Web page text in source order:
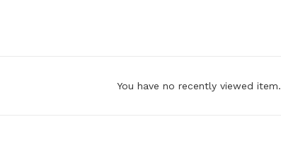
You have no recently viewed item.